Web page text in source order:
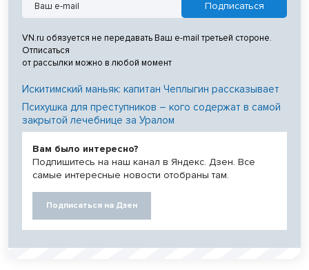
VN.ru обязуется не передавать Ваш e-mail третьей стороне.
Отписаться
от рассылки можно в любой момент
Искитимский маньяк: капитан Чеплыгин рассказывает
Психушка для преступников – кого содержат в самой
закрытой лечебнице за Уралом
Вам было интересно?
Подпишитесь на наш канал в Яндекс. Дзен. Все
самые интересные новости отобраны там.
Подписаться на Дзен